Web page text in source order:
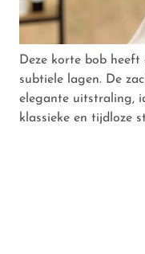
Deze korte bob
subtiele lagen. De
elegante uitstraling,
klassieke en tijdloze